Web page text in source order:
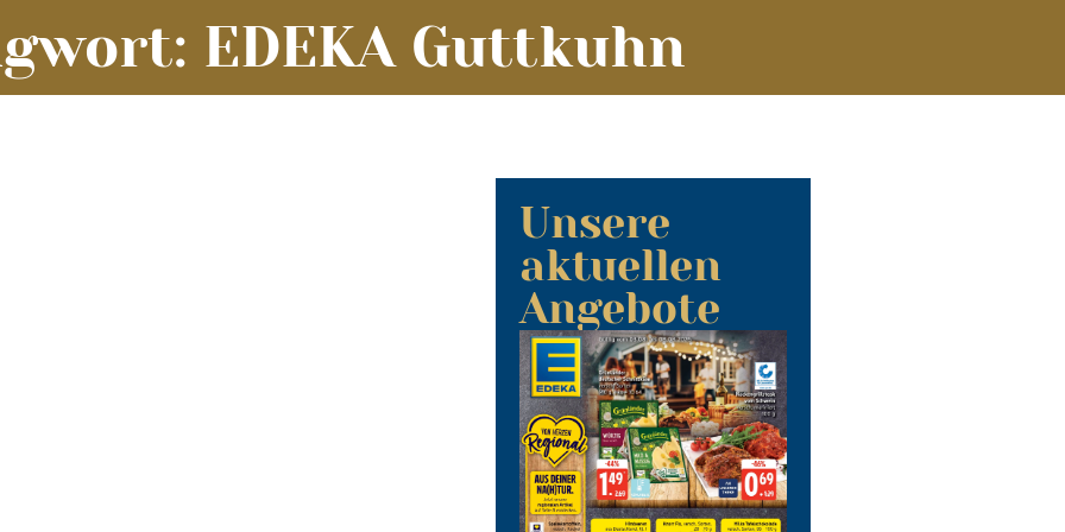
EDEKA Guttkuhn
Unsere
aktuellen
Angebote